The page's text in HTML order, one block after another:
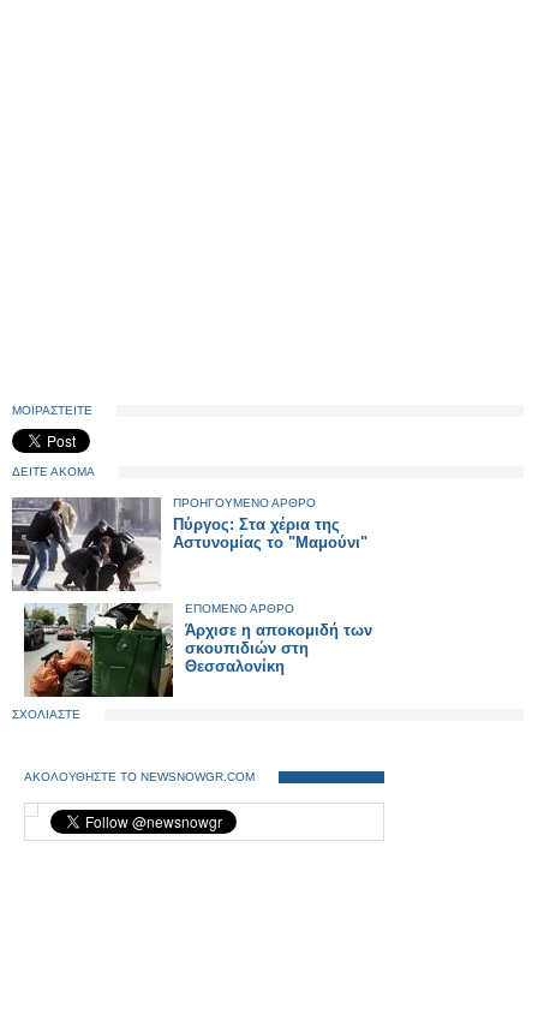
ΜΟΙΡΑΣΤΕΙΤΕ
ΔΕΙΤΕ ΑΚΟΜΑ
ΠΡΟΗΓΟΥΜΕΝΟ ΑΡΘΡΟ
Πύργος: Στα χέρια της
Αστυνομίας το "Μαμούνι"
ΕΠΟΜΕΝΟ ΑΡΘΡΟ
Άρχισε η αποκομιδή των
σκουπιδιών στη
Θεσσαλονίκη
ΣΧΟΛΙΑΣΤΕ
ΑΚΟΛΟΥΘΗΣΤΕ ΤΟ NEWSNOWGR.COM